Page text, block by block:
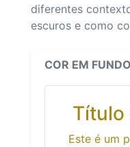
diferentes
escuros e como
COR EM
Título
Este é um